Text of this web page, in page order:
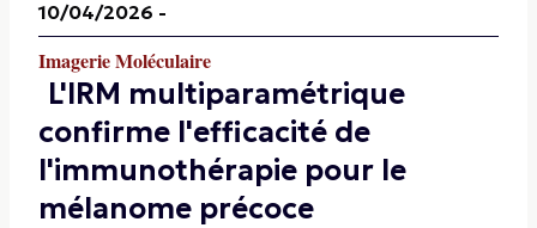
10/04/2026 -
Imagerie Moléculaire
L'IRM multiparamétrique
confirme l'efficacité de
l'immunothérapie pour le
mélanome précoce